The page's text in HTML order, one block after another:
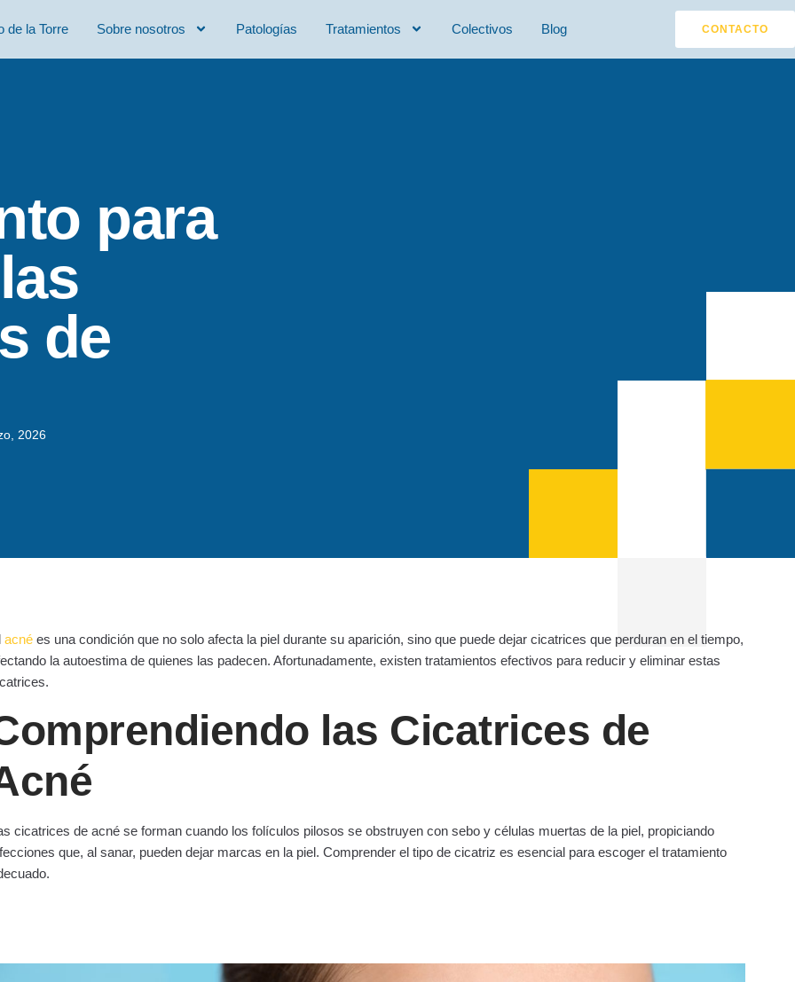
de la Torre Sobre nosotros Patologías Tratamientos Colectivos Blog CONTACTO
para
de
2026
acnées una condición que no solo afecta la piel durante su aparición, sino que puede dejar cicatrices que perduran en el tiempo,
la autoestima de quienes las padecen. Afortunadamente, existen tratamientos efectivos para reducir y eliminar estas
las Cicatrices de
cicatrices de acné se forman cuando los folículos pilosos se obstruyen con sebo y células muertas de la piel, propiciando
que, al sanar, pueden dejar marcas en la piel. Comprender el tipo de cicatriz es esencial para escoger el tratamiento